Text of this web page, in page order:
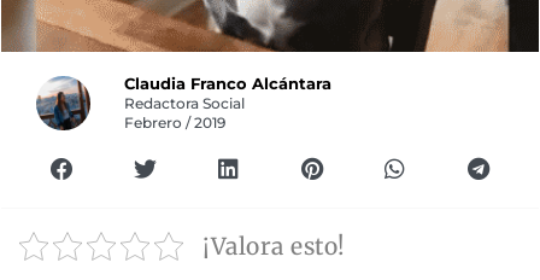
Claudia Franco Alcántara
Redactora Social
Febrero / 2019
¡Valora esto!